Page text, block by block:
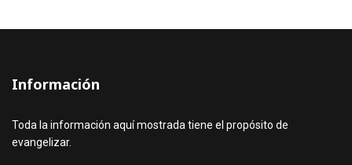
Información
Toda la información aquí mostrada tiene el propósito de
evangelizar.